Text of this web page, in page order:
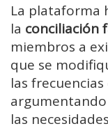
La plataforma
la conciliación
miembros a
que se
las
las